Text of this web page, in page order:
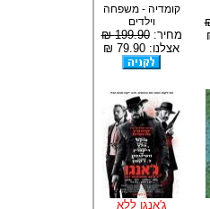
קומדיה - משפחה
וילדים
מחיר:199.90 ₪
אצלנו: 79.90 ₪
ג'אנגו ללא